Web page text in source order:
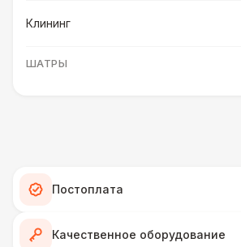
Клининг
ШАТРЫ
Палатка 2,5 х 2,5 м
Шатер Пагода
Постоплата
Качественное оборудование